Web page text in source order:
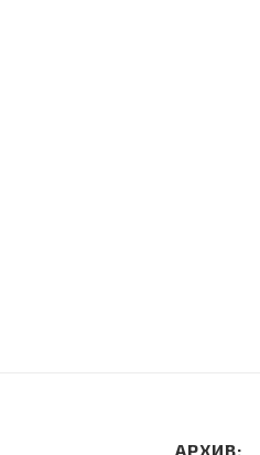
АРХИВ: